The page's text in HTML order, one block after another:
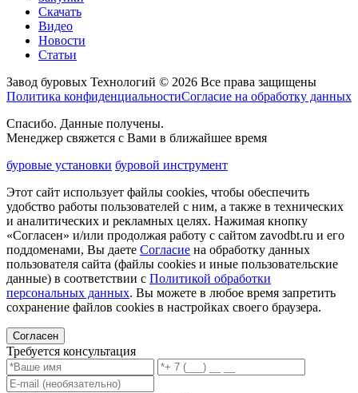
Скачать
Видео
Новости
Статьи
Завод буровых Технологий © 2026 Все права защищены
Политика конфиденциальностиСогласие на обработку данных
Спасибо. Данные получены.
Менеджер свяжется с Вами в ближайшее время
буровые установки буровой инструмент
Этот сайт использует файлы cookies, чтобы обеспечить
удобство работы пользователей с ним, а также в технических
и аналитических и рекламных целях. Нажимая кнопку
«Согласен» и/или продолжая работу с сайтом zavodbt.ru и его
поддоменами, Вы даете Согласие на обработку данных
пользователя сайта (файлы cookies и иные пользовательские
данные) в соответствии с Политикой обработки
персональных данных. Вы можете в любое время запретить
сохранение файлов cookies в настройках своего браузера.
Согласен
Требуется консультация